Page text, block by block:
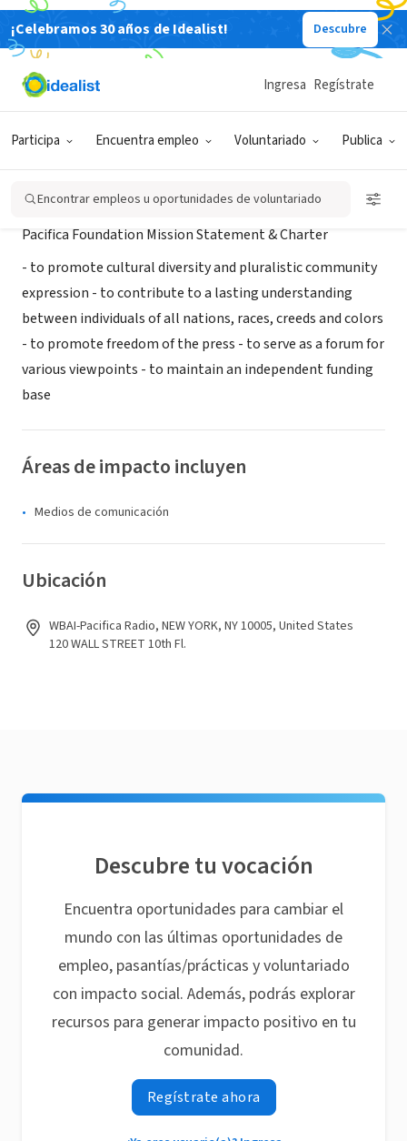
¡Celebramos 30 años de Idealist! Descubre
Participa Encuentra empleo Voluntariado Publica
Ingresa Regístrate
Encontrar empleos u oportunidades de voluntariado
ORGANIZACIÓN SIN FIN DE LUCRO
WBAI-Pacifica Radio of New York
Pacifica Foundation Mission Statement & Charter
- to promote cultural diversity and pluralistic community
expression - to contribute to a lasting understanding
between individuals of all nations, races, creeds and colors
- to promote freedom of the press - to serve as a forum for
various viewpoints - to maintain an independent funding
base
Áreas de impacto incluyen
Medios de comunicación
Ubicación
WBAI-Pacifica Radio, NEW YORK, NY 10005, United States
120 WALL STREET 10th Fl.
Descubre tu vocación
Encuentra oportunidades para cambiar el
mundo con las últimas oportunidades de
empleo, pasantías/prácticas y voluntariado
con impacto social. Además, podrás explorar
recursos para generar impacto positivo en tu
comunidad.
Regístrate ahora